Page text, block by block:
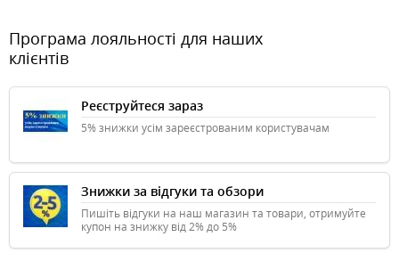
Програма лояльності для наших
клієнтів
Реєструйтеся зараз
5% знижки усім зареєстрованим користувачам
Знижки за відгуки та обзори
Пишіть відгуки на наш магазин та товари, отримуйте
купон на знижку від 2% до 5%